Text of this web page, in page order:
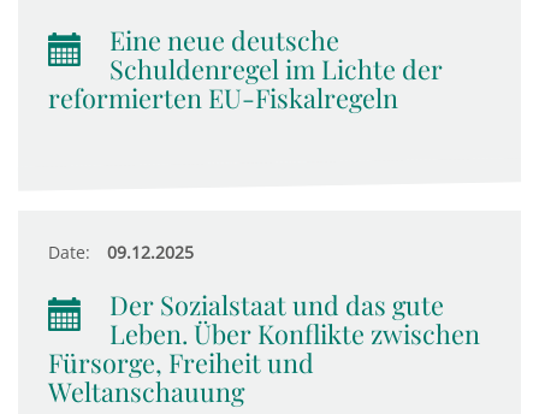
Eine neue deutsche
Schuldenregel im Lichte der
reformierten EU-Fiskalregeln
Date: 09.12.2025
Der Sozialstaat und das gute
Leben. Über Konflikte zwischen
Fürsorge, Freiheit und
Weltanschauung